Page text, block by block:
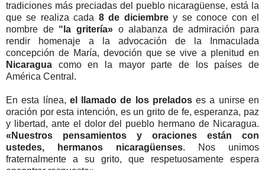
tradiciones más preciadas del pueblo nicaragüense, está la
que se realiza cada 8 de diciembrey se conoce con el
nombre de “la gritería»o alabanza de admiración para
rendir homenaje a la advocación de la Inmaculada
concepción de María, devoción que se vive a plenitud en
Nicaragua como en la mayor parte de los países de
América Central.
En esta línea, el llamado de los preladoses a unirse en
oración por esta intención, es un grito de fe, esperanza, paz
y libertad, ante el dolor del pueblo hermano de Nicaragua.
«Nuestros pensamientos y oraciones están con
ustedes, hermanos nicaragüenses. Nos unimos
fraternalmente a su grito, que respetuosamente espera